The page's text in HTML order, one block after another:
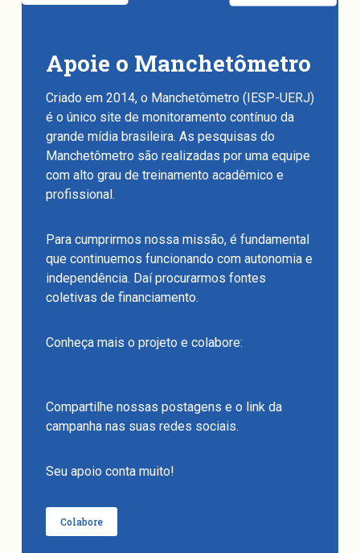
Apoie o Manchetômetro
Criado em 2014, o Manchetômetro (IESP-UERJ)
é o único site de monitoramento contínuo da
grande mídia brasileira. As pesquisas do
Manchetômetro são realizadas por uma equipe
com alto grau de treinamento acadêmico e
profissional.
Para cumprirmos nossa missão, é fundamental
que continuemos funcionando com autonomia e
independência. Daí procurarmos fontes
coletivas de financiamento.
Conheça mais o projeto e colabore:
Compartilhe nossas postagens e o link da
campanha nas suas redes sociais.
Seu apoio conta muito!
Colabore